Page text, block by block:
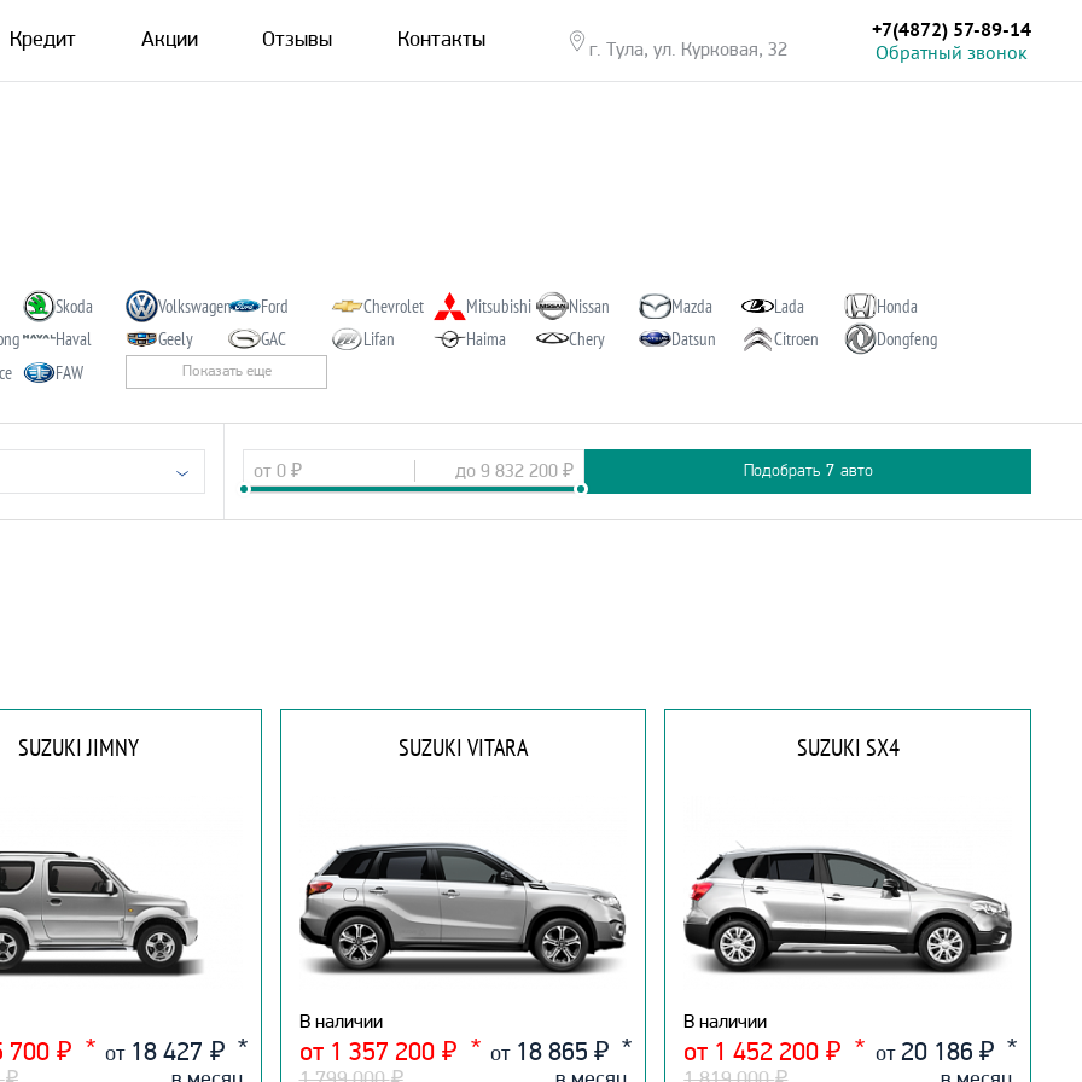
Кредит Акции Отзывы Контакты г. Тула, ул. Курковая, 32
+7(4872) 57-89-14
Обратный звонок
Skoda Volkswagen Ford Chevrolet Mitsubishi Nissan Mazda Lada
Honda
Haval Geely GAC Lifan Haima Chery Datsun Citroen
Dongfeng
FAW Показать еще
от0 ₽ до9 832 200 ₽ Подобрать 7 авто
SUZUKI JIMNY
700 ₽ от 18 427 ₽
SUZUKI VITARA
В наличии
от 1 357 200 ₽ от 18 865 ₽
SUZUKI SX4
В наличии
от 1 452 200 ₽ от 20 186 ₽